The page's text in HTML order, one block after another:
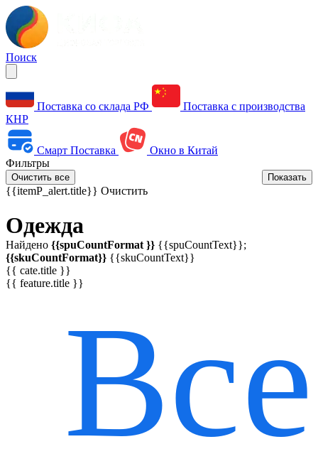
Поиск
Поставка со склада РФ
Поставка с производства
КНР
Смарт Поставка
Окно в Китай
Фильтры
Очистить все Показать
{{itemP_alert.title}} Очистить
Одежда
Найдено {{spuCountFormat }} {{spuCountText}};
{{skuCountFormat}} {{skuCountText}}
{{ cate.title }}
{{ feature.title }}
{{ featureTitle }}
Все